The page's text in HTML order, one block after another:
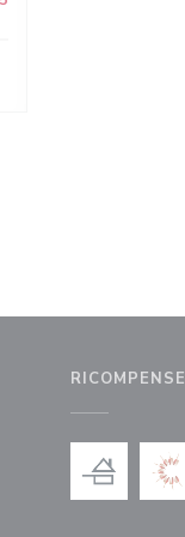
finestra))
RICOMPENSE